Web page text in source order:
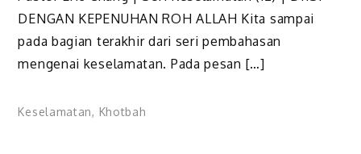
DENGAN KEPENUHAN ROH ALLAH Kita sampai
pada bagian terakhir dari seri pembahasan
mengenai keselamatan. Pada pesan […]
Keselamatan, Khotbah